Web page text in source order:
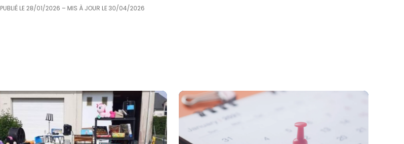
PUBLIÉ LE 28/01/2026 – MIS À JOUR LE30/04/2026